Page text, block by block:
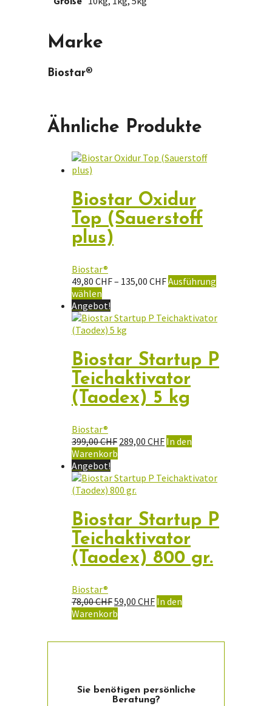
Marke
Biostar®
Ähnliche Produkte
Biostar Oxidur
Top (Sauerstoff
plus)
Biostar®
49,80 CHF– 135,00 CHFPreisspanne:
135,00 CHF
Ausführung
wählen
Produkt
weist
mehrere
auf.
Die
Optionen
können
auf
Produktseite
gewählt
werden
Angebot!
Biostar Startup P
Teichaktivator
(Taodex) 5 kg
Biostar®
399,00CHF Ursprünglicher
399,00 CHF
289,00 CHFAktueller
289,00 CHF.
In den
Warenkorb
Angebot!
Biostar Startup P
Teichaktivator
(Taodex) 800 gr.
Biostar®
78,00CHF Ursprünglicher
Preis
59,00 CHFAktueller
In den
Warenkorb
Sie ­benötigen persön­liche
Beratung?